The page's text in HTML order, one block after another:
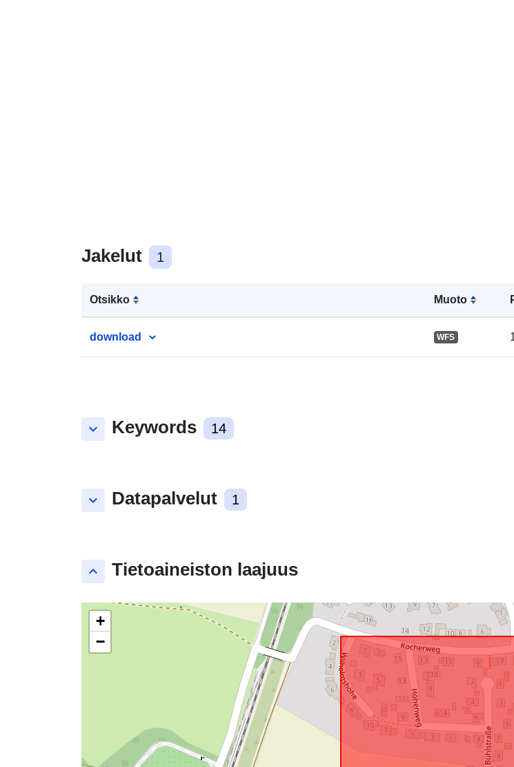
Jakelut 1
Otsikko Muoto
download WFS
keyboard_arrow_down Keywords 14
keyboard_arrow_down Datapalvelut 1
keyboard_arrow_up Tietoaineiston laajuus
+
−